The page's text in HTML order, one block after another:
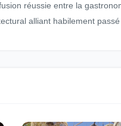
réussie entre la
alliant habilement passé